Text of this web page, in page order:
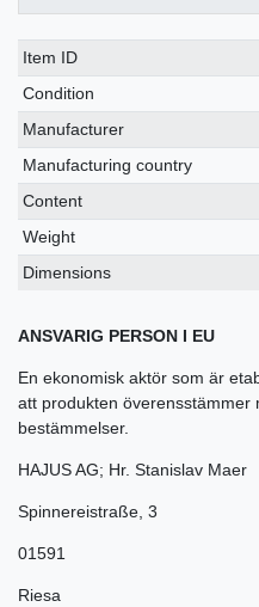
Item ID
Condition
Manufacturer
Manufacturing country
Content
Weight
Dimensions
ANSVARIG PERSON I EU
En ekonomisk aktör som är
att produkten överensstämmer
bestämmelser.
HAJUS AG; Hr. Stanislav Maer
Spinnereistraße 3
01591
Riesa